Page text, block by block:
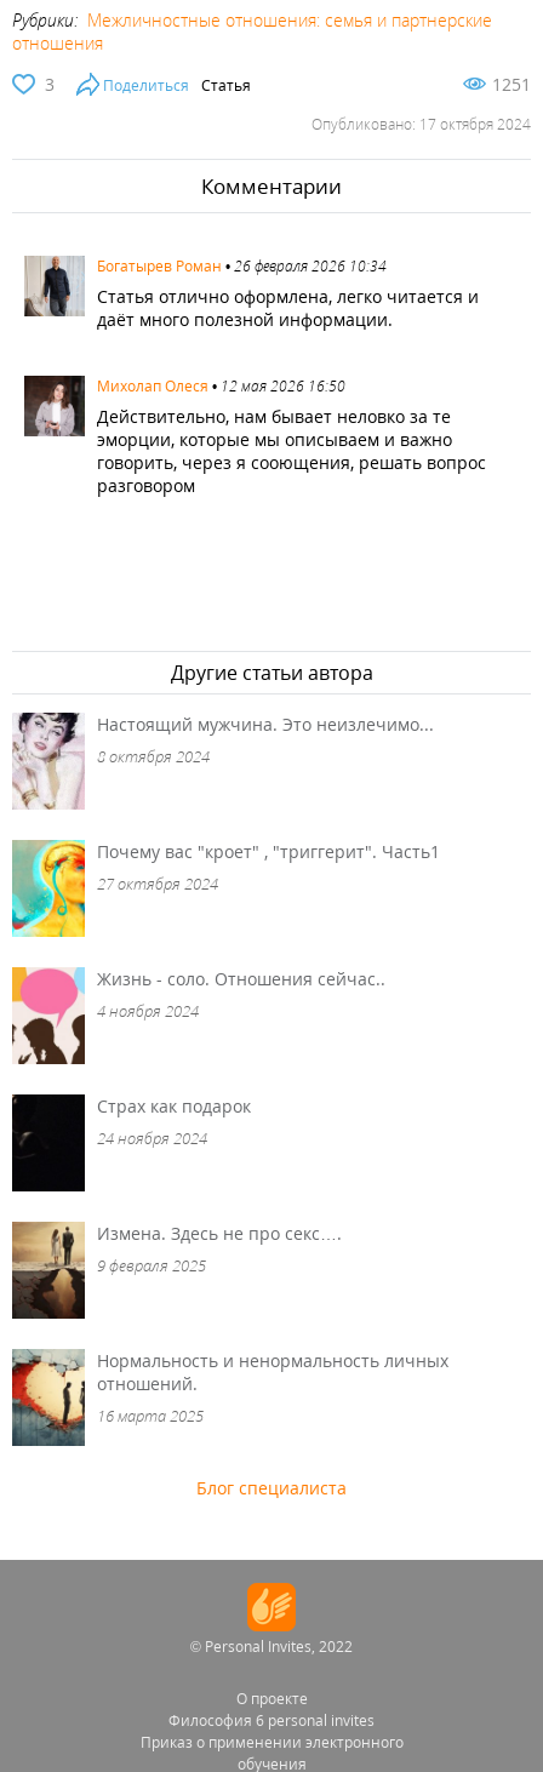
Рубрики: Межличностные отношения: семья и партнерские
отношения
3
Поделиться Статья 1251
Опубликовано: 17 октября 2024
Комментарии
1464 Богатырев Роман •26 февраля 2026 10:34
Статья отлично оформлена, легко читается и
даёт много полезной информации.
3004 Михолап Олеся • 12 мая 2026 16:50
Действительно, нам бывает неловко за те
эморции, которые мы описываем и важно
говорить, через я сооющения, решать вопрос
разговором
Другие статьи автора
Настоящий мужчина. Это неизлечимо...
8 октября 2024
Почему вас "кроет" , "триггерит". Часть1
27 октября 2024
Жизнь - соло. Отношения сейчас..
4 ноября 2024
Страх как подарок
24 ноября 2024
Измена. Здесь не про секс….
9 февраля 2025
Нормальность и ненормальность личных
отношений.
16 марта 2025
Блог специалиста
© Personal Invites, 2022
О проекте
Философия 6 personal invites
Приказ о применении электронного
обучения